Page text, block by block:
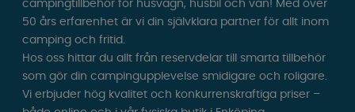
campingtillbehör för husvagn, husbil och van! Med över
50 års erfarenhet är vi din självklara partner för allt inom
camping och fritid.
Hos oss hittar du allt från reservdelar till smarta tillbehör
som gör din campingupplevelse smidigare och roligare.
Vi erbjuder hög kvalitet och konkurrenskraftiga priser –